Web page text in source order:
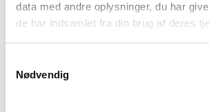
data med andre oplysninger, du har
de har indsamlet fra din brug af deres
Nødvendig
Resultat i 1000
DKK
2025-12 2024-
Bruttofortjeneste